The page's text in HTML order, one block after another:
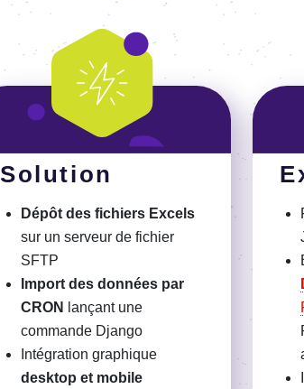
Solution
Dépôt des fichiers Excels
sur un serveur de fichier
SFTP
Import des données par
CRON
lançant une
commande Django
Intégration graphique
desktop et mobile